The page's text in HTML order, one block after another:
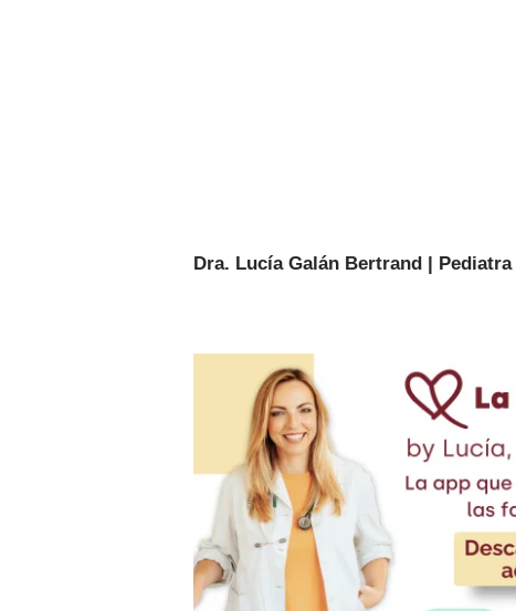
Dra. Lucía Galán Bertrand |